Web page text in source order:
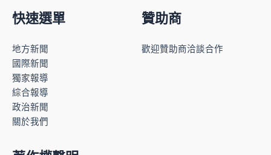
快速選單
地方新聞
國際新聞
獨家報導
綜合報導
政治新聞
關於我們
贊助商
歡迎贊助商洽談合作